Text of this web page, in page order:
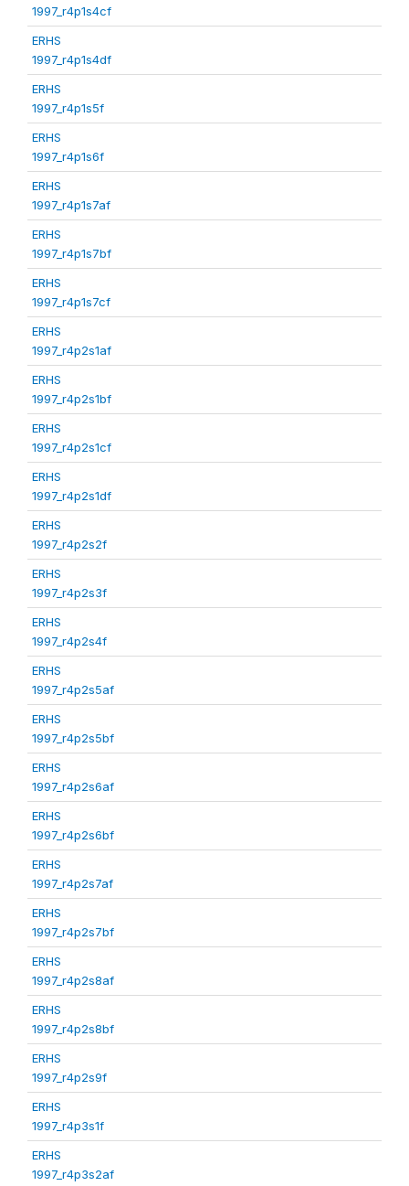
1997_r4p1s4cf
ERHS
1997_r4p1s4df
ERHS
1997_r4p1s5f
ERHS
1997_r4p1s6f
ERHS
1997_r4p1s7af
ERHS
1997_r4p1s7bf
ERHS
1997_r4p1s7cf
ERHS
1997_r4p2s1af
ERHS
1997_r4p2s1bf
ERHS
1997_r4p2s1cf
ERHS
1997_r4p2s1df
ERHS
1997_r4p2s2f
ERHS
1997_r4p2s3f
ERHS
1997_r4p2s4f
ERHS
1997_r4p2s5af
ERHS
1997_r4p2s5bf
ERHS
1997_r4p2s6af
ERHS
1997_r4p2s6bf
ERHS
1997_r4p2s7af
ERHS
1997_r4p2s7bf
ERHS
1997_r4p2s8af
ERHS
1997_r4p2s8bf
ERHS
1997_r4p2s9f
ERHS
1997_r4p3s1f
ERHS
1997_r4p3s2af